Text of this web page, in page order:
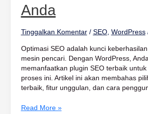
Anda
Tinggalkan Komentar / SEO, WordPress
Optimasi SEO adalah kunci
mesin pencari. Dengan WordPress,
memanfaatkan plugin SEO terbaik
proses ini. Artikel ini akan membahas
terbaik, fitur unggulan, dan cara
Anda
Read More »